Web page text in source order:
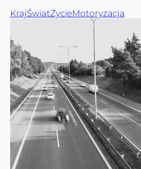
KrajŚwiatŻycieMotoryzacja